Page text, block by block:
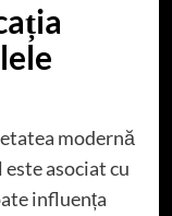
modernă
asociat cu
influența